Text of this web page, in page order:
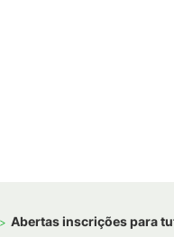
Abertas inscrições para